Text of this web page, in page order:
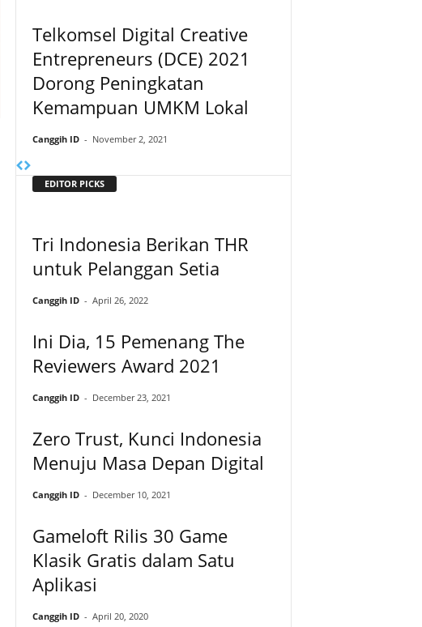
Telkomsel Digital Creative
Entrepreneurs (DCE) 2021
Dorong Peningkatan
Kemampuan UMKM Lokal
Canggih ID - November 2, 2021
EDITOR PICKS
Tri Indonesia Berikan THR
untuk Pelanggan Setia
Canggih ID - April 26, 2022
Ini Dia, 15 Pemenang The
Reviewers Award 2021
Canggih ID - December 23, 2021
Zero Trust, Kunci Indonesia
Menuju Masa Depan Digital
Canggih ID - December 10, 2021
Gameloft Rilis 30 Game
Klasik Gratis dalam Satu
Aplikasi
Canggih ID - April 20, 2020